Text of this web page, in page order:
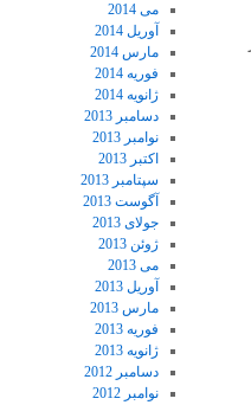
می 2014
آوریل 2014
مارس 2014
فوریه 2014
ژانویه 2014
دسامبر 2013
نوامبر 2013
اکتبر 2013
سپتامبر 2013
آگوست 2013
جولای 2013
ژوئن 2013
می 2013
آوریل 2013
مارس 2013
فوریه 2013
ژانویه 2013
دسامبر 2012
نوامبر 2012